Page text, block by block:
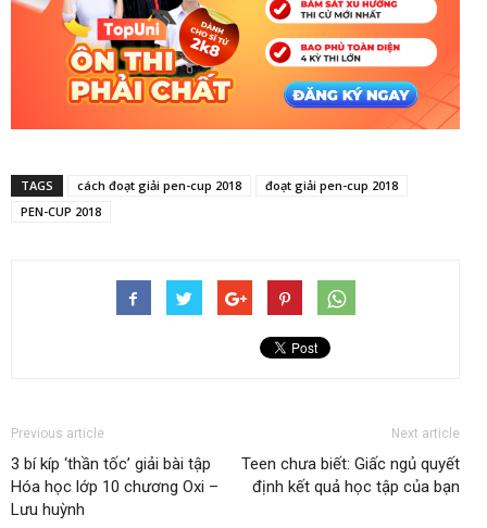
TAGS cách đoạt giải pen-cup 2018
đoạt giải pen-cup 2018
PEN-CUP 2018
Previous article
3 bí kíp ‘thần tốc’ giải bài tập
Hóa học lớp 10 chương Oxi –
Lưu huỳnh
Next article
Teen chưa biết: Giấc ngủ quyết
định kết quả học tập của bạn